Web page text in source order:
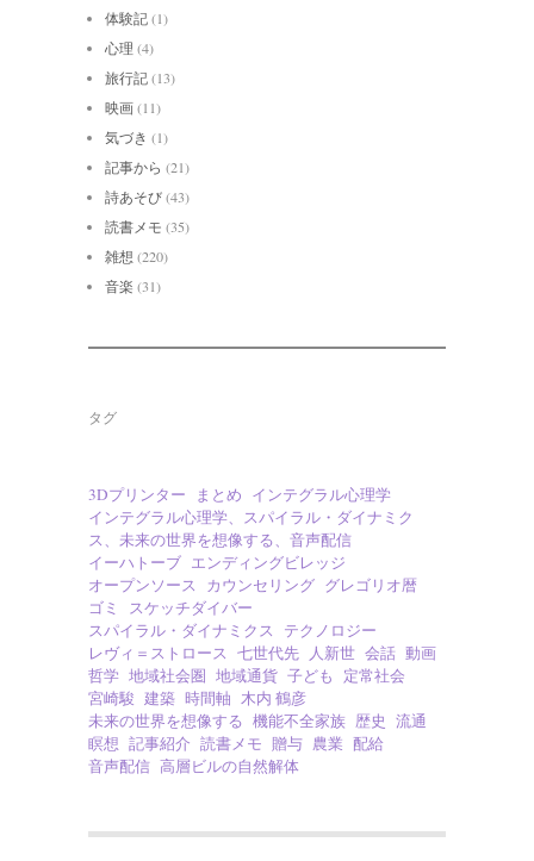
体験記(1)
心理 (4)
旅行記(13)
映画(11)
気づき (1)
記事から (21)
詩あそび(43)
読書メモ (35)
雑想 (220)
音楽 (31)
タグ
3Dプリンター まとめ インテグラル心理学
インテグラル心理学、スパイラル・ダイナミク
ス、未来の世界を想像する、音声配信
イーハトーブ エンディングビレッジ
オープンソース
カウンセリング グレゴリオ暦
ゴミ
スケッチダイバー
スパイラル・ダイナミクス
テクノロジー
レヴィ＝ストロース 七世代先 人新世 会話 動画
哲学 地域社会圏 地域通貨 子ども
定常社会
宮崎駿 建築 時間軸 木内 鶴彦
未来の世界を想像する 機能不全家族 歴史 流通
瞑想 記事紹介 読書メモ 贈与 農業 配給
音声配信 高層ビルの自然解体